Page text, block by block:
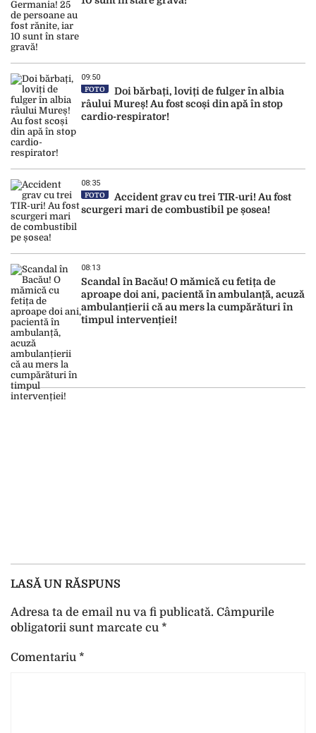
09:50
FOTO
Doi bărbați, loviți de fulger în albia
râului Mureș! Au fost scoși din apă în stop
cardio-respirator!
08:35
FOTO
Accident grav cu trei TIR-uri! Au fost
scurgeri mari de combustibil pe șosea!
08:13
Scandal în Bacău! O mămică cu fetița de
aproape doi ani, pacientă în ambulanță, acuză
ambulanțierii că au mers la cumpărături în
timpul intervenției!
LASĂ UN RĂSPUNS
Adresa ta de email nu va fi publicată. Câmpurile
obligatorii sunt marcate cu *
Comentariu *